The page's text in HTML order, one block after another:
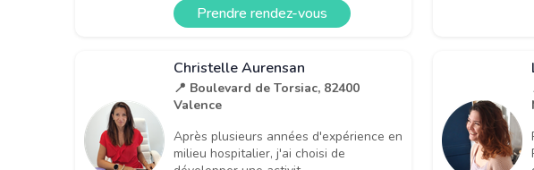
Prendre rendez-vous
Christelle Aurensan
📍 Boulevard de Torsiac, 82400
Valence
Après plusieurs années d'expérience en
milieu hospitalier, j'ai choisi de